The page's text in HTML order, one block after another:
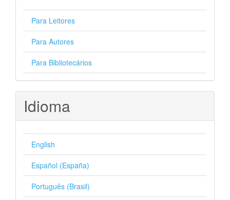
Para Leitores
Para Autores
Para Bibliotecários
Idioma
English
Español (España)
Português (Brasil)